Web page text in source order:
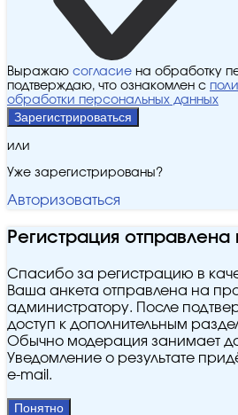
Выражаю согласие на обработку
подтверждаю, что ознакомлен с
обработки персональных данных
Зарегистрироваться
или
Уже зарегистрированы?
Авторизоваться
Регистрация
Спасибо за регистрацию в
Ваша анкета отправлена на
администратору. После
доступ к дополнительным
Обычно модерация занимает
Уведомление о результате
e‑mail.
Понятно